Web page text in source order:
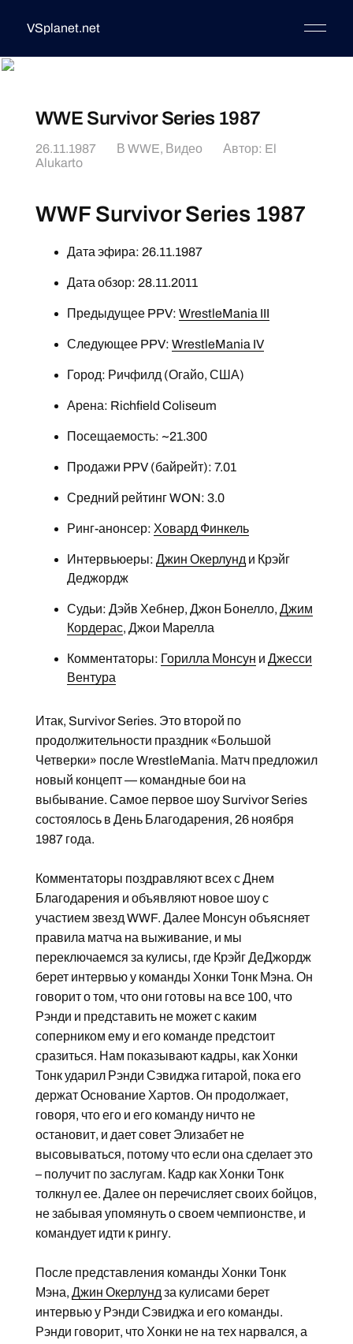
VSplanet.net
WWE Survivor Series 1987
26.11.1987 В WWE, Видео Автор: El
Alukarto
WWF Survivor Series 1987
Дата эфира: 26.11.1987
Дата обзор: 28.11.2011
Предыдущее PPV: WrestleMania III
Следующее PPV: WrestleMania IV
Город: Ричфилд (Огайо, США)
Арена: Richfield Coliseum
Посещаемость: ~21.300
Продажи PPV (байрейт): 7.01
Средний рейтинг WON: 3.0
Ринг-анонсер: Ховард Финкель
Интервьюеры: Джин Окерлунд и Крэйг
Деджордж
Судьи: Дэйв Хебнер, Джон Бонелло, Джим
Кордерас, Джои Марелла
Комментаторы: Горилла Монсун и Джесси
Вентура
Итак, Survivor Series. Это второй по
продолжительности праздник «Большой
Четверки» после WrestleMania. Матч предложил
новый концепт — командные бои на
выбывание. Самое первое шоу Survivor Series
состоялось в День Благодарения, 26 ноября
1987 года.
Комментаторы поздравляют всех с Днем
Благодарения и объявляют новое шоу с
участием звезд WWF. Далее Монсун объясняет
правила матча на выживание, и мы
переключаемся за кулисы, где Крэйг ДеДжордж
берет интервью у команды Хонки Тонк Мэна. Он
говорит о том, что они готовы на все 100, что
Рэнди и представить не может с каким
соперником ему и его команде предстоит
сразиться. Нам показывают кадры, как Хонки
Тонк ударил Рэнди Сэвиджа гитарой, пока его
держат Основание Хартов. Он продолжает,
говоря, что его и его команду ничто не
остановит, и дает совет Элизабет не
высовываться, потому что если она сделает это
– получит по заслугам. Кадр как Хонки Тонк
толкнул ее. Далее он перечисляет своих бойцов,
не забывая упомянуть о своем чемпионстве, и
командует идти к рингу.
После представления команды Хонки Тонк
Мэна, Джин Окерлунд за кулисами берет
интервью у Рэнди Сэвиджа и его команды.
Рэнди говорит, что Хонки не на тех нарвался, а